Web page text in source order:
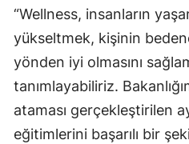
“Wellness, insanların
yükseltmek, kişinin
yönden iyi olmasını
tanımlayabiliriz.
ataması gerçekleştirilen
eğitimlerini başarılı bir